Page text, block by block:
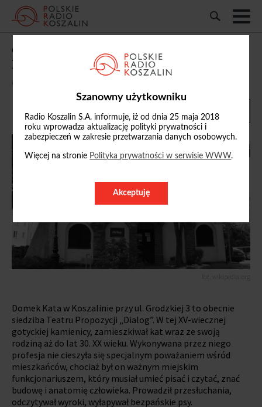
Szanowny użytkowniku
Radio Koszalin S.A. informuje, iż od dnia 25 maja 2018
roku wprowadza aktualizację polityki prywatności i
zabezpieczeń w zakresie przetwarzania danych osobowych.
Więcej na stronie Polityka prywatności w serwisie WWW.
Akceptuję
O usługach świadczonych przez
koszalińskiego kata...
04/07/1987, 09:42
Domek Kata w Koszalinie przy ul. Grodzkiej 3 to obecnie
siedziba Teatru Propozycji „Dialog”. W tej XV-wiecznej
gotyckiej kamienicy, zamieszkiwał kat wraz ze swoją
rodziną aż do lat 30. XX wieku. Wykonywana przez niego
profesja nie cieszyła się specjalnym poważaniem wśród
mieszkańców, chociaż był on ważnym miejskim
funkcjonariuszem, który musiał umieć pisać i czytać, znać
budowę i anatomię człowieka. Prowadził przesłuchania,
odczytywał wyroki, wyłapywał bezpańskie psy.